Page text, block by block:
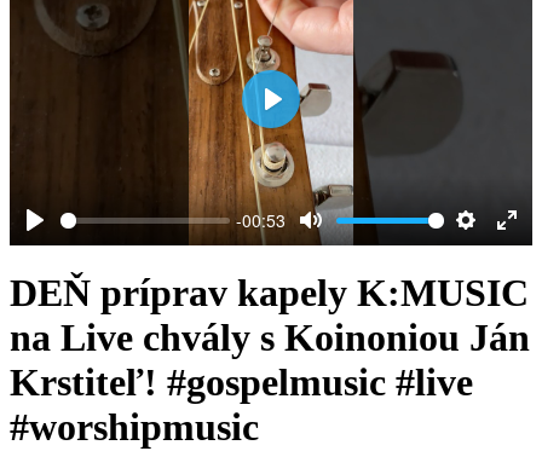
Play
-00:53
Mute Settings
Play
DEŇ príprav kapely K:MUSIC
na Live chvály s Koinoniou Ján
Krstiteľ! #gospelmusic #live
#worshipmusic